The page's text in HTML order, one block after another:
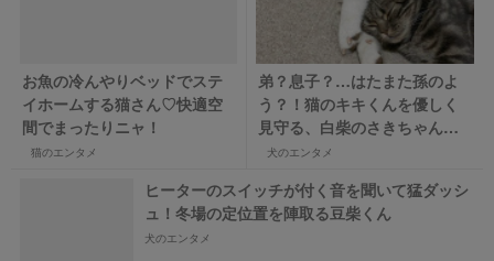
お魚の冷んやりベッドでステ
イホームする猫さん♡快適空
間でまったりニャ！
猫のエンタメ
弟？息子？…はたまた孫のよ
う？！猫のキキくんを優しく
見守る、白柴のさきちゃんに
ほんわか癒される
犬のエンタメ
ヒーターのスイッチが付く音を聞いて猛ダッシ
ュ！冬場の定位置を陣取る豆柴くん
犬のエンタメ